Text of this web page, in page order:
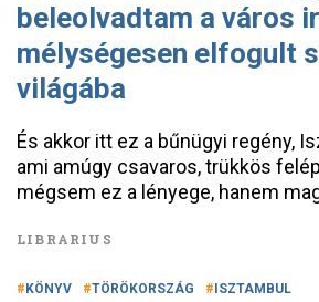
beleolvadtam a város
mélységesen elfogult
világába
És akkor itt ez a bűnügyi regény,
ami amúgy csavaros, trükkös
mégsem ez a lényege, hanem
LIBRARIUS
KÖNYV TÖRÖKORSZÁG ISZTAMBUL